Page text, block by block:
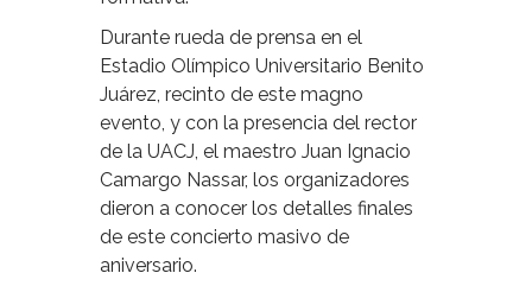
Durante rueda de prensa en el
Estadio Olímpico Universitario Benito
Juárez, recinto de este magno
evento, y con la presencia del rector
de la UACJ, el maestro Juan Ignacio
Camargo Nassar, los organizadores
dieron a conocer los detalles finales
de este concierto masivo de
aniversario.